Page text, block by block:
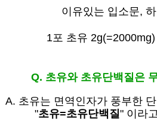
이유있는 입소문,
1포 초유
Q. 초유와 초유단백질은
A. 초유는 면역인자가 풍부한
"초유=초유단백질" 이라